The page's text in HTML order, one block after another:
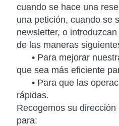
cuando se hace una
una petición, cuando se
newsletter, o
de las maneras
• Para mejorar
que sea más eficiente
• Para que las
rápidas.
Recogemos su
para: